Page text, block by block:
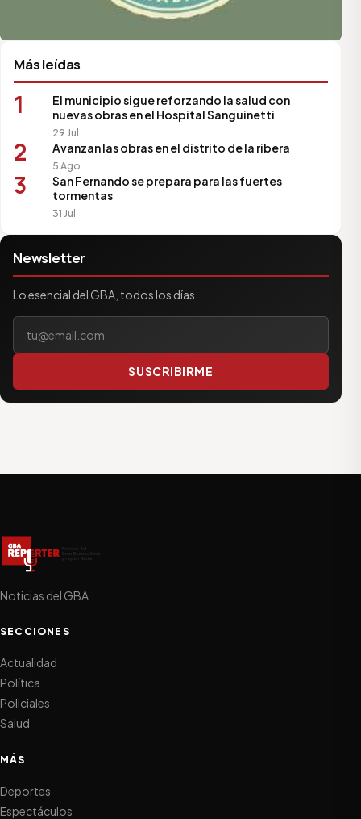
Más leídas
1
El municipio sigue reforzando la salud con
nuevas obras en el Hospital Sanguinetti
29 Jul
2 Avanzan las obras en el distrito de la ribera
5 Ago
3
San Fernando se prepara para las fuertes
tormentas
31 Jul
Newsletter
Lo esencial del GBA, todos los días.
SUSCRIBIRME
Noticias del GBA
SECCIONES
Actualidad
Política
Policiales
Salud
MÁS
Deportes
Espectáculos